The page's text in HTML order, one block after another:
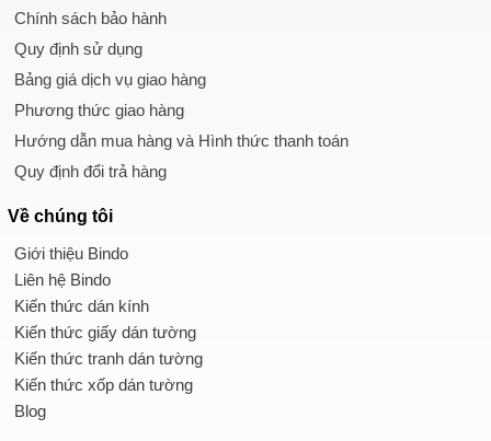
Chính sách bảo hành
Quy định sử dụng
Bảng giá dịch vụ giao hàng
Phương thức giao hàng
Hướng dẫn mua hàng và Hình thức thanh toán
Quy định đổi trả hàng
Về chúng tôi
Giới thiệu Bindo
Liên hệ Bindo
Kiến thức dán kính
Kiến thức giấy dán tường
Kiến thức tranh dán tường
Kiến thức xốp dán tường
Blog